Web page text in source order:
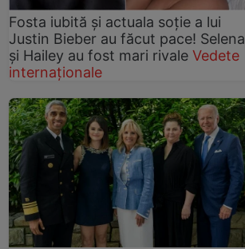
Fosta iubită și actuala soție a lui
Justin Bieber au făcut pace! Selena
și Hailey au fost mari rivale Vedete
internaționale